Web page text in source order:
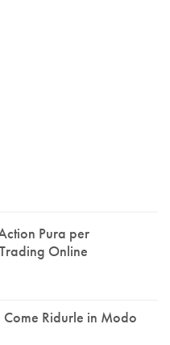
Pura per
Online
Come Ridurle in Modo